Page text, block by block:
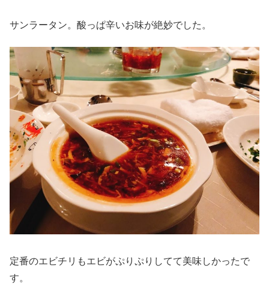
サンラータン。酸っぱ辛いお味が絶妙でした。
定番のエビチリもエビがぷりぷりしてて美味しかったで
す。